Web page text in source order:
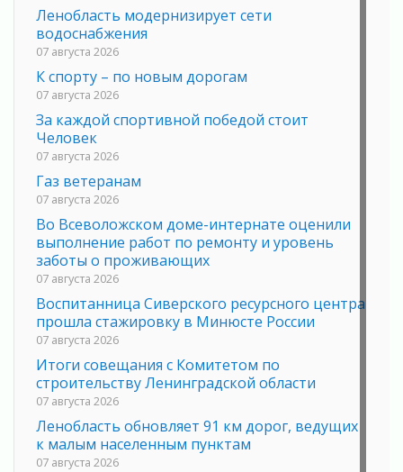
Ленобласть модернизирует сети
водоснабжения
07 августа 2026
К спорту – по новым дорогам
07 августа 2026
За каждой спортивной победой стоит
Человек
07 августа 2026
Газ ветеранам
07 августа 2026
Во Всеволожском доме-интернате оценили
выполнение работ по ремонту и уровень
заботы о проживающих
07 августа 2026
Воспитанница Сиверского ресурсного центра
прошла стажировку в Минюсте России
07 августа 2026
Итоги совещания с Комитетом по
строительству Ленинградской области
07 августа 2026
Ленобласть обновляет 91 км дорог, ведущих
к малым населенным пунктам
07 августа 2026